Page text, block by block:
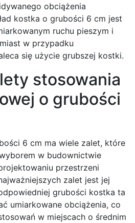
obciążenia
kostka o grubości 6 cm jest
ruchu pieszym i
w przypadku
się użycie grubszej kostki.
stosowania
o grubości
6 cm ma wiele zalet, które
w budownictwie
przestrzeni
zalet jest jej
grubości kostka ta
umiarkowane obciążenia, co
w miejscach o średnim